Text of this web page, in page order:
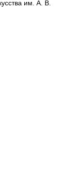
им. А. В.